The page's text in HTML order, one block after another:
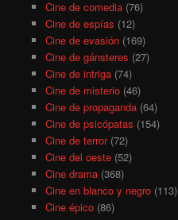
Cine de comedia(76)
Cine de espías (12)
Cine de evasión(169)
Cine de gánsteres (27)
Cine de intriga(74)
Cine de misterio(46)
Cine de propaganda(64)
Cine de psicópatas (154)
Cine de terror(72)
Cine del oeste(52)
Cine drama(368)
Cine en blanco y negro(113)
Cine épico(86)